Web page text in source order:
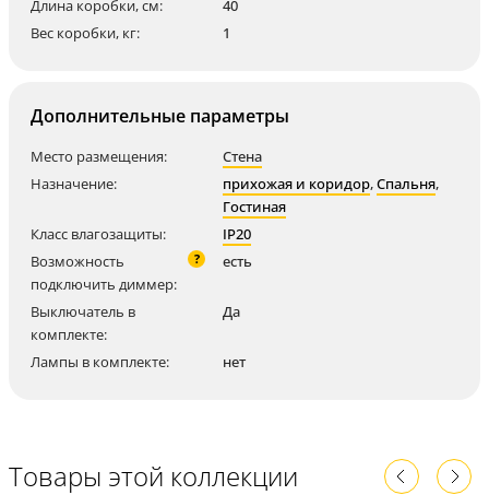
Длина коробки, см:
40
Вес коробки, кг:
1
Дополнительные параметры
Место размещения:
Стена
Назначение:
прихожая и коридор,Спальня,
Гостиная
Класс влагозащиты:
IP20
Возможность
подключить диммер:
? есть
Выключатель в
комплекте:
Да
Лампы в комплекте: нет
Товары этой коллекции